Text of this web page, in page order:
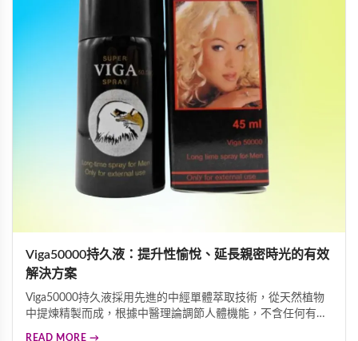
Viga50000持久液：提升性愉悅、延長親密時光的有效
解決方案
Viga50000持久液採用先進的中經單體萃取技術，從天然植物
中提煉精製而成，根據中醫理論調節人體機能，不含任何有毒
READ MORE →